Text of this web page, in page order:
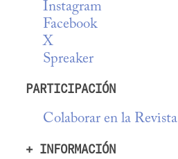
Instagram
Facebook
X
Spreaker
PARTICIPACIÓN
Colaborar en la Revista
+ INFORMACIÓN